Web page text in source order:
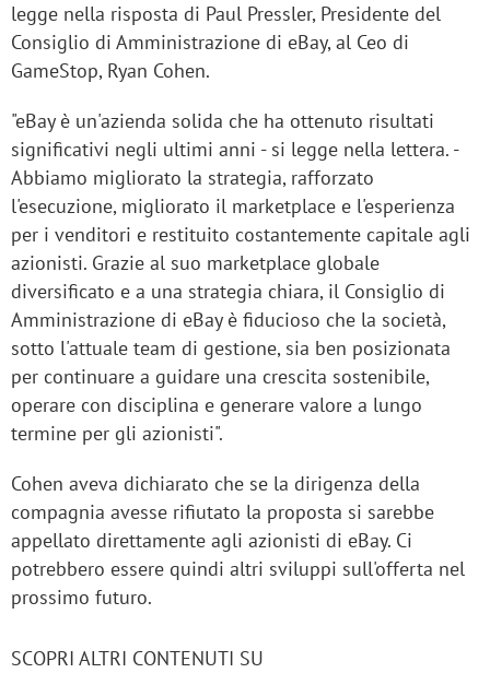
legge nella risposta di Paul Pressler, Presidente del
Consiglio di Amministrazione di eBay, al Ceo di
GameStop, Ryan Cohen.
"eBay è un'azienda solida che ha ottenuto risultati
significativi negli ultimi anni - si legge nella lettera. -
Abbiamo migliorato la strategia, rafforzato
l'esecuzione, migliorato il marketplace e l'esperienza
per i venditori e restituito costantemente capitale agli
azionisti. Grazie al suo marketplace globale
diversificato e a una strategia chiara, il Consiglio di
Amministrazione di eBay è fiducioso che la società,
sotto l'attuale team di gestione, sia ben posizionata
per continuare a guidare una crescita sostenibile,
operare con disciplina e generare valore a lungo
termine per gli azionisti".
Cohen aveva dichiarato che se la dirigenza della
compagnia avesse rifiutato la proposta si sarebbe
appellato direttamente agli azionisti di eBay. Ci
potrebbero essere quindi altri sviluppi sull'offerta nel
prossimo futuro.
SCOPRI ALTRI CONTENUTI SU